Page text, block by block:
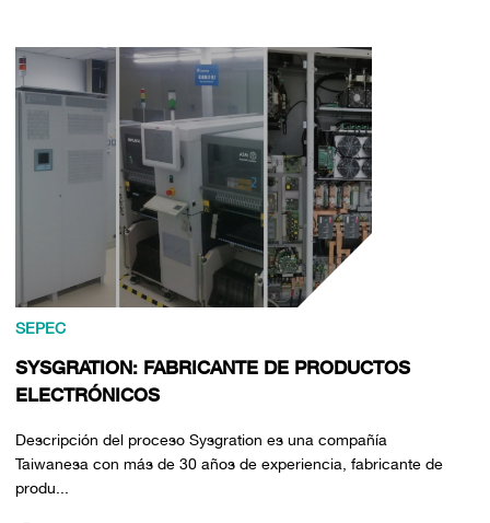
SEPEC
SYSGRATION: FABRICANTE DE PRODUCTOS
ELECTRÓNICOS
Descripción del proceso Sysgration es una compañía
Taiwanesa con más de 30 años de experiencia, fabricante de
produ...